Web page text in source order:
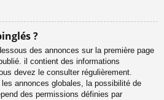
?
des annonces sur la première page
il contient des informations
devez le consulter régulièrement.
annonces globales, la possibilité de
des permissions définies par